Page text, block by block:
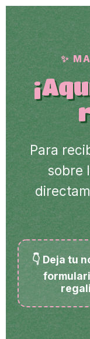
✨
Para
sobre
👇 Deja tu